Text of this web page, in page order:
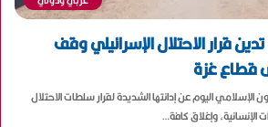
قرار الاحتلال الإسرائيلي وقف
قطاع غزة
الإسلامي اليوم عن إدانتها الشديدة لقرار سلطات الاحتلال
الإنسانية، وإغلاق كافة…